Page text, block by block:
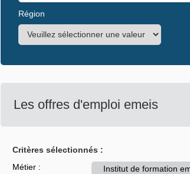
Région
Les offres d'emploi emeis
Critères sélectionnés :
Métier :
Institut de formation